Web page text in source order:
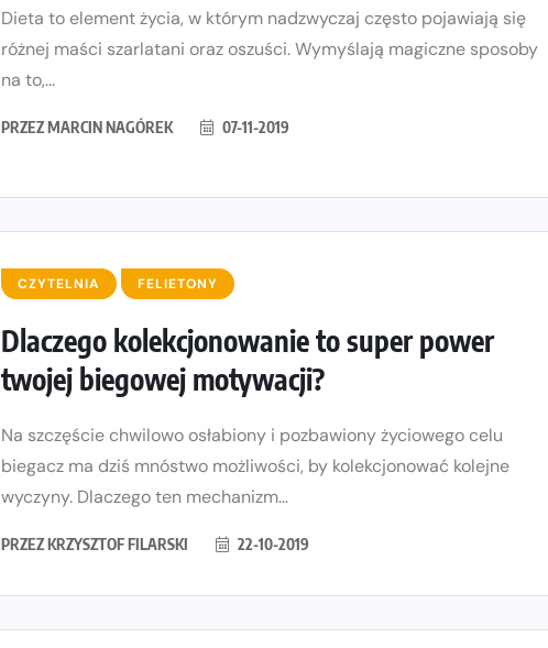
Dieta to element życia, w którym nadzwyczaj często pojawiają się
różnej maści szarlatani oraz oszuści. Wymyślają magiczne sposoby
na to,...
PRZEZMARCIN NAGÓREK 07-11-2019
CZYTELNIA FELIETONY
Dlaczego kolekcjonowanie to super power
twojej biegowej motywacji?
Na szczęście chwilowo osłabiony i pozbawiony życiowego celu
biegacz ma dziś mnóstwo możliwości, by kolekcjonować kolejne
wyczyny. Dlaczego ten mechanizm...
PRZEZKRZYSZTOF FILARSKI 22-10-2019